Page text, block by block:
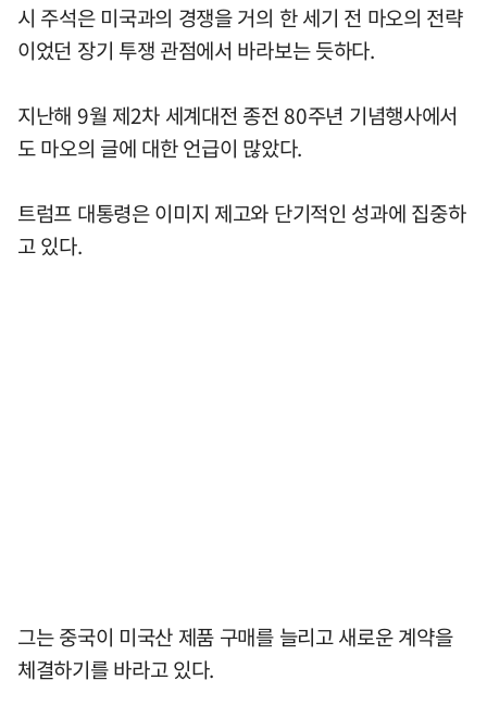
시 주석은 미국과의 경쟁을 거의 한 세기 전 마오의 전략
이었던 장기 투쟁 관점에서 바라보는 듯하다.
지난해 9월 제2차 세계대전 종전 80주년 기념행사에서
도 마오의 글에 대한 언급이 많았다.
트럼프 대통령은 이미지 제고와 단기적인 성과에 집중하
고 있다.
그는 중국이 미국산 제품 구매를 늘리고 새로운 계약을
체결하기를 바라고 있다.